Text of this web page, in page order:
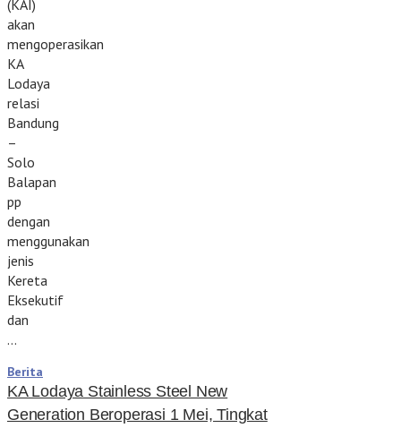
(KAI)
akan
mengoperasikan
KA
Lodaya
relasi
Bandung
–
Solo
Balapan
pp
dengan
menggunakan
jenis
Kereta
Eksekutif
dan
…
Berita
KA Lodaya Stainless Steel New
Generation Beroperasi 1 Mei, Tingkat